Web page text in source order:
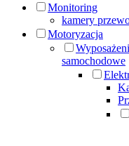
Monitoring
kamery
Motoryzacja
samochodowe